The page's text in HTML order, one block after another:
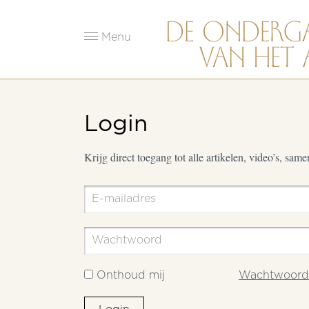
Menu
Login
Krijg direct toegang tot alle artikelen, video’s,
Onthoud mij